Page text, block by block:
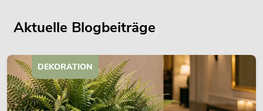
Aktuelle Blogbeiträge
DEKORATION